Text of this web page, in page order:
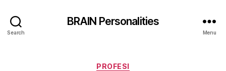
Search
BRAIN Personalities
Menu
Categories
PROFESI